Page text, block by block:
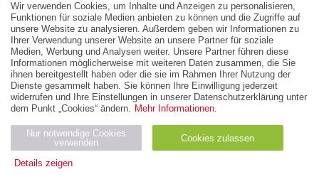
FREITEXT
AUSGABEART
AUS DER REIHE
ZUM THEMA
Neuerscheinung
Bestseller
PREIS
Wir verwenden Cookies, um Inhalte und Anzeigen zu personalisieren,
Funktionen für soziale Medien anbieten zu können und die Zugriffe auf
unsere Website zu analysieren. Außerdem geben wir Informationen zu
Ihrer Verwendung unserer Website an unsere Partner für soziale
Medien, Werbung und Analysen weiter. Unsere Partner führen diese
Informationen möglicherweise mit weiteren Daten zusammen, die Sie
ihnen bereitgestellt haben oder die sie im Rahmen Ihrer Nutzung der
Dienste gesammelt haben. Sie können Ihre Einwilligung jederzeit
widerrufen und Ihre Einstellungen in unserer Datenschutzerklärung unter
dem Punkt „Cookies“ ändern. Mehr Informationen.
Nur notwendige Cookies
verwenden
Cookies zulassen
Details zeigen